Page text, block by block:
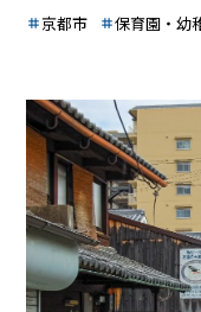
事を読めば、きっとあ
京都市 保育園・幼